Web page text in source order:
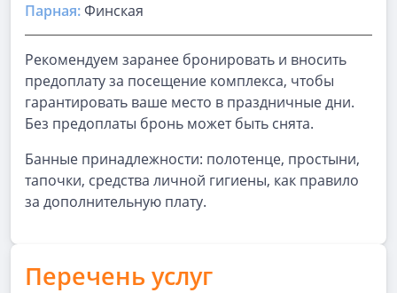
Парная:Финская
Рекомендуем заранее бронировать и вносить
предоплату за посещение комплекса, чтобы
гарантировать ваше место в праздничные дни.
Без предоплаты бронь может быть снята.
Банные принадлежности: полотенце, простыни,
тапочки, средства личной гигиены, как правило
за дополнительную плату.
Перечень услуг